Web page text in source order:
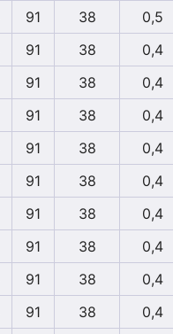
91 38
0,5
91 38
0,4
91 38
0,4
91 38
0,4
91 38
0,4
91 38
0,4
91 38
0,4
91 38
0,4
91 38
0,4
91 38
0,4